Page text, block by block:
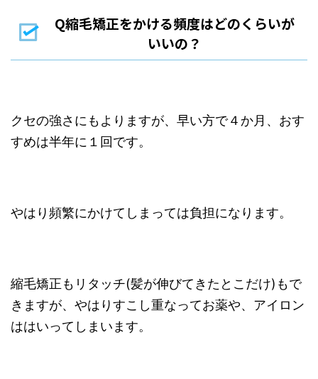
Q縮毛矯正をかける頻度はどのくらいが
いいの？
クセの強さにもよりますが、早い方で４か月、おす
すめは半年に１回です。
やはり頻繁にかけてしまっては負担になります。
縮毛矯正もリタッチ(髪が伸びてきたとこだけ)もで
きますが、やはりすこし重なってお薬や、アイロン
ははいってしまいます。